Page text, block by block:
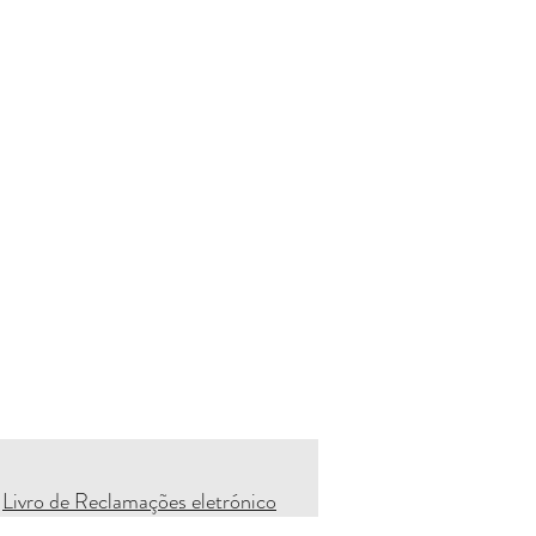
Livro de Reclamações eletrónico